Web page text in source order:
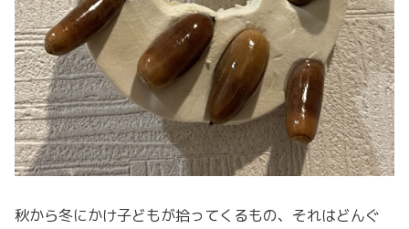
秋から冬にかけ子どもが拾ってくるもの、それはどんぐ